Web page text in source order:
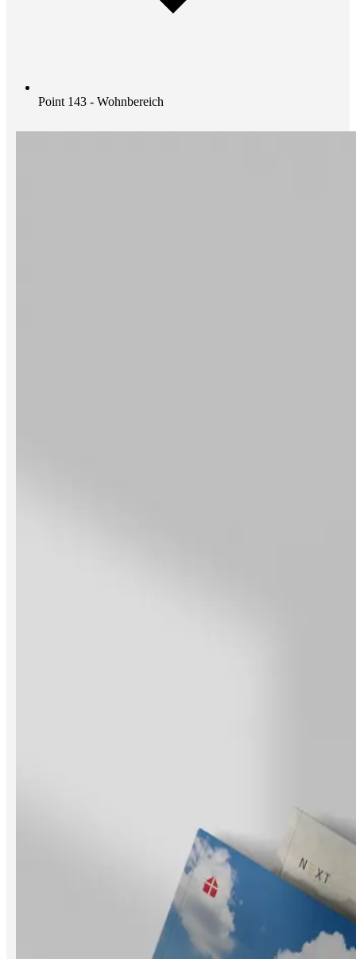
Point 143 - Wohnbereich